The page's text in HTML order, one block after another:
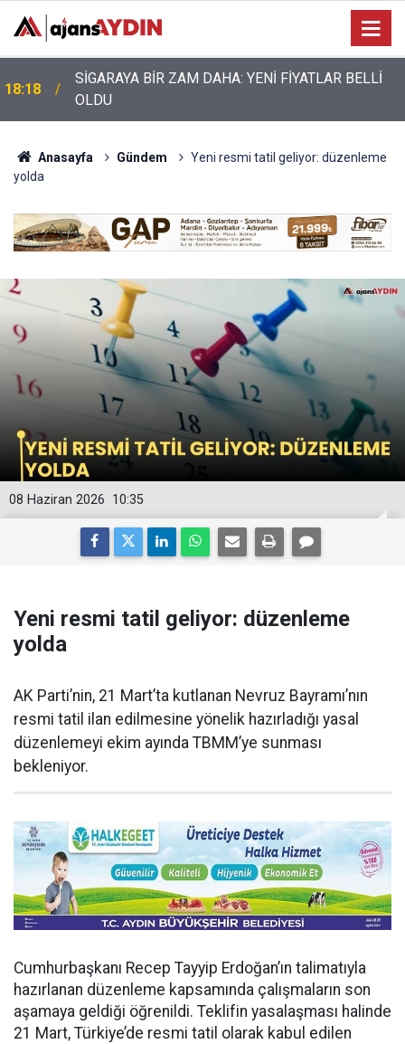
17:17
Nazilli’de motosiklet kazası: 28 yaşındaki sürücü
hayatını kaybetti
Anasayfa Gündem
Yeni resmi tatil geliyor: düzenleme
yolda
10:35
08 Haziran 2026
Yeni resmi tatil geliyor: düzenleme
yolda
AK Parti’nin, 21 Mart’ta kutlanan Nevruz Bayramı’nın
resmi tatil ilan edilmesine yönelik hazırladığı yasal
düzenlemeyi ekim ayında TBMM’ye sunması
bekleniyor.
Cumhurbaşkanı Recep Tayyip Erdoğan’ın talimatıyla
hazırlanan düzenleme kapsamında çalışmaların son
aşamaya geldiği öğrenildi. Teklifin yasalaşması halinde
21 Mart, Türkiye’de resmi tatil olarak kabul edilen